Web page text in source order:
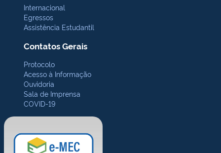
Internacional
Egressos
Assistência Estudantil
Contatos Gerais
Protocolo
Acesso à Informação
Ouvidoria
Sala de Imprensa
COVID-19